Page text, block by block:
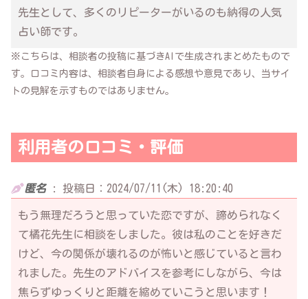
先生として、多くのリピーターがいるのも納得の人気
占い師です。
※こちらは、相談者の投稿に基づきAIで生成されまとめたもので
す。口コミ内容は、相談者自身による感想や意見であり、当サイ
トの見解を示すものではありません。
利用者の口コミ・評価
匿名: 投稿日：2024/07/11(木) 18:20:40
もう無理だろうと思っていた恋ですが、諦められなく
て橘花先生に相談をしました。彼は私のことを好きだ
けど、今の関係が壊れるのが怖いと感じていると言わ
れました。先生のアドバイスを参考にしながら、今は
焦らずゆっくりと距離を縮めていこうと思います！